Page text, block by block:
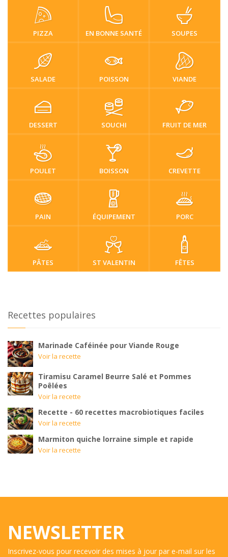
PIZZA EN BONNE SANTÉ SOUPES
SALADE POISSON VIANDE
DESSERT SOUCHI FRUIT DE MER
POULET BOISSON CREVETTE
PAIN ÉQUIPEMENT PORC
PÂTES ST VALENTIN FÊTES
Recettes populaires
Marinade Caféinée pour Viande Rouge
Voir la recette
Tiramisu Caramel Beurre Salé et Pommes
Poêlées
Voir la recette
Recette - 60 recettes macrobiotiques faciles
Voir la recette
Marmiton quiche lorraine simple et rapide
Voir la recette
NEWSLETTER
Inscrivez-vous pour recevoir des mises à jour par e-mail sur les